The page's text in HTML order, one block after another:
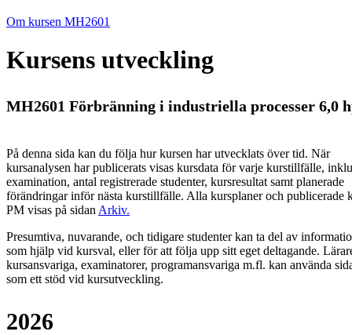
Om kursen MH2601
Kursens utveckling
MH2601 Förbränning i industriella processer 6,0
På denna sida kan du följa hur kursen har utvecklats över tid. När
kursanalysen har publicerats visas kursdata för varje kurstillfälle,
examination, antal registrerade studenter, kursresultat samt planerade
förändringar inför nästa kurstillfälle. Alla kursplaner och publicerade
PM visas på sidan Arkiv.
Presumtiva, nuvarande, och tidigare studenter kan ta del av
som hjälp vid kursval, eller för att följa upp sitt eget deltagande.
kursansvariga, examinatorer, programansvariga m.fl. kan använda
som ett stöd vid kursutveckling.
2026